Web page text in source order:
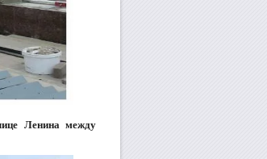
Ленина между